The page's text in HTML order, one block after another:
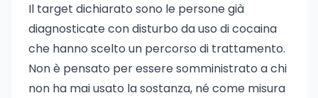
Il target dichiarato sono le persone già
diagnosticate con disturbo da uso di cocaina
che hanno scelto un percorso di trattamento.
Non è pensato per essere somministrato a chi
non ha mai usato la sostanza, né come misura